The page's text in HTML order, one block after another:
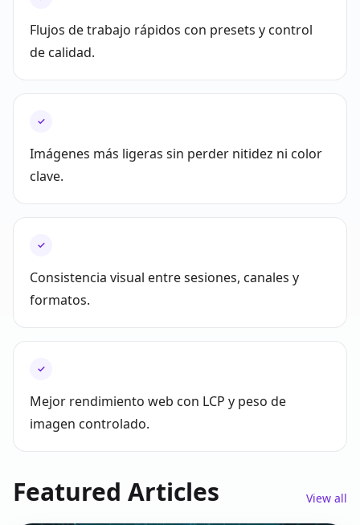
Flujos de trabajo rápidos con presets y control
de calidad.
✓
Imágenes más ligeras sin perder nitidez ni color
clave.
✓
Consistencia visual entre sesiones, canales y
formatos.
✓
Mejor rendimiento web con LCP y peso de
imagen controlado.
Featured Articles View all